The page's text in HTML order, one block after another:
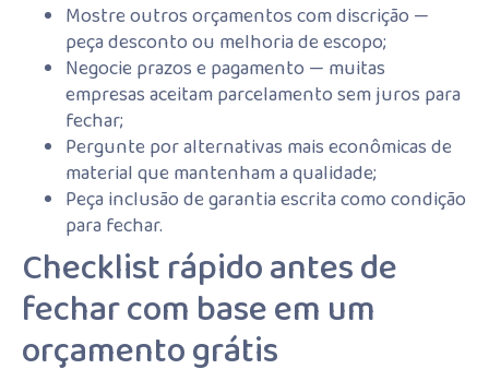
Mostre outros orçamentos com discrição —
peça desconto ou melhoria de escopo;
Negocie prazos e pagamento — muitas
empresas aceitam parcelamento sem juros para
fechar;
Pergunte por alternativas mais econômicas de
material que mantenham a qualidade;
Peça inclusão de garantia escrita como condição
para fechar.
Checklist rápido antes de
fechar com base em um
orçamento grátis